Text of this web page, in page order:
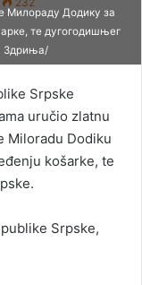
Милораду Додику за
те дугогодишњег
Здриња/
Srpske
uručio zlatnu
Miloradu Dodiku
košarke, te
Srpske,